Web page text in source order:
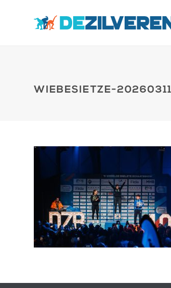
WIEBESIETZE-